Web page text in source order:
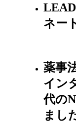
ネー
薬事
イン
代の
まし